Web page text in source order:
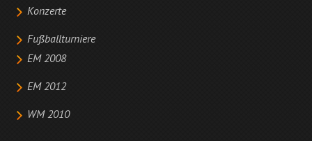
Konzerte
Fußballturniere
EM 2008
EM 2012
WM 2010